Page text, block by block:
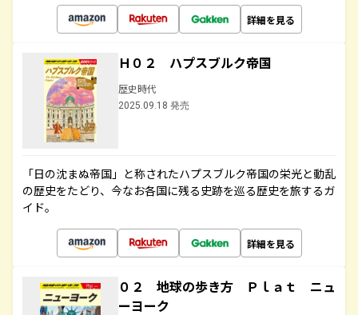
詳細を見る
Ｈ０２ ハプスブルク帝国
歴史時代
2025.09.18 発売
「日の沈まぬ帝国」と称されたハプスブルク帝国の栄光と動乱
の歴史をたどり、今なお各国に残る史跡を巡る歴史を旅するガ
イド。
詳細を見る
０２ 地球の歩き方 Ｐｌａｔ ニュ
ーヨーク